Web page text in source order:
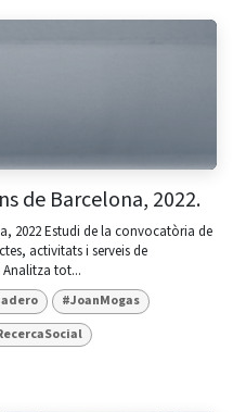
de Barcelona, 2022.
2022 Estudi de la convocatòria de
activitats i serveis de
Analitza tot...
#JoanMogas